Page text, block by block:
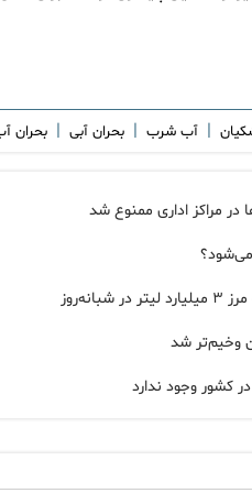
| آب شرب | بحران آبی | بحران
در مراکز اداری ممنوع شد
می‌شود؟
وخیم‌تر شد
کشور وجود ندارد